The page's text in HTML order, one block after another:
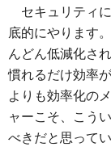
セキュリティ
底的にやります
んどん低減化さ
慣れるだけ効率
よりも効率化の
ャーこそ、こう
べきだと思ってい